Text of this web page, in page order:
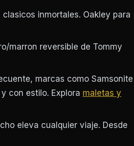
inmortales. Oakley para
marron reversible de Tommy
marcas como Samsonite
con estilo. Explora maletas y
eleva cualquier viaje. Desde